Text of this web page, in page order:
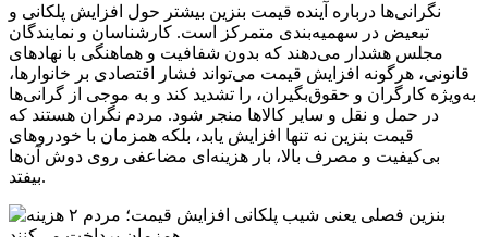
نگرانی‌ها درباره آینده قیمت بنزین بیشتر حول افزایش پلکانی و
تبعیض در سهمیه‌بندی متمرکز است. کارشناسان و نمایندگان
مجلس هشدار می‌دهند که بدون شفافیت و هماهنگی با نهادهای
قانونی، هرگونه افزایش قیمت می‌تواند فشار اقتصادی بر خانوارها،
به‌ویژه کارگران و حقوق‌بگیران، را تشدید کند و به موجی از گرانی‌ها
در حمل و نقل و سایر کالاها منجر شود. مردم نگران هستند که
قیمت بنزین نه تنها افزایش یابد، بلکه همزمان با خودروهای
بی‌کیفیت و مصرف بالا، بار هزینه‌ای مضاعفی روی دوش آن‌ها
بیفتد.